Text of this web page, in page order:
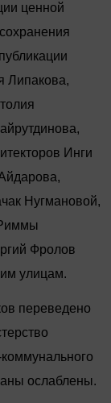
ценной
Липакова,
Инги
Нугмановой,
Фролов
улицам.
переведено
ослаблены.